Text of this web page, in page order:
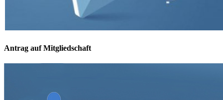
Antrag auf Mitgliedschaft